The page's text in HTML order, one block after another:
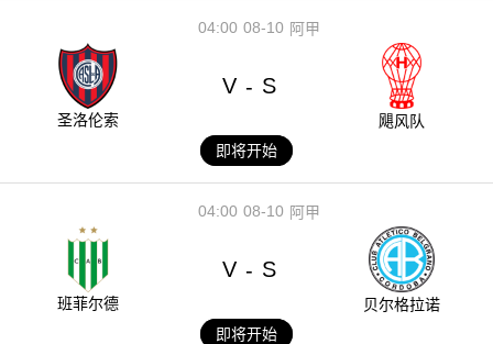
08-10
04:00 阿甲
圣洛伦索
V - S
飓风队
即将开始
08-10
04:00 阿甲
班菲尔德
V - S
贝尔格拉诺
即将开始